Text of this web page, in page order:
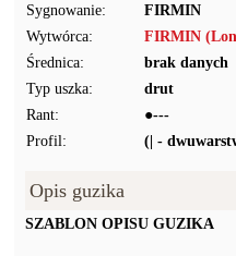
Sygnowanie:
FIRMIN
Wytwórca:
FIRMIN
Średnica:
brak danych
Typ uszka:
drut
Rant:
●---
Profil:
(| -
Opis guzika
SZABLON OPISU GUZIKA